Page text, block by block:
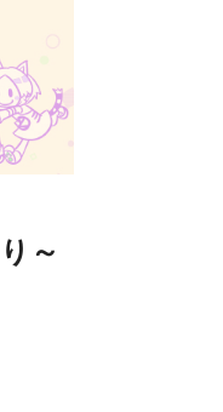
～